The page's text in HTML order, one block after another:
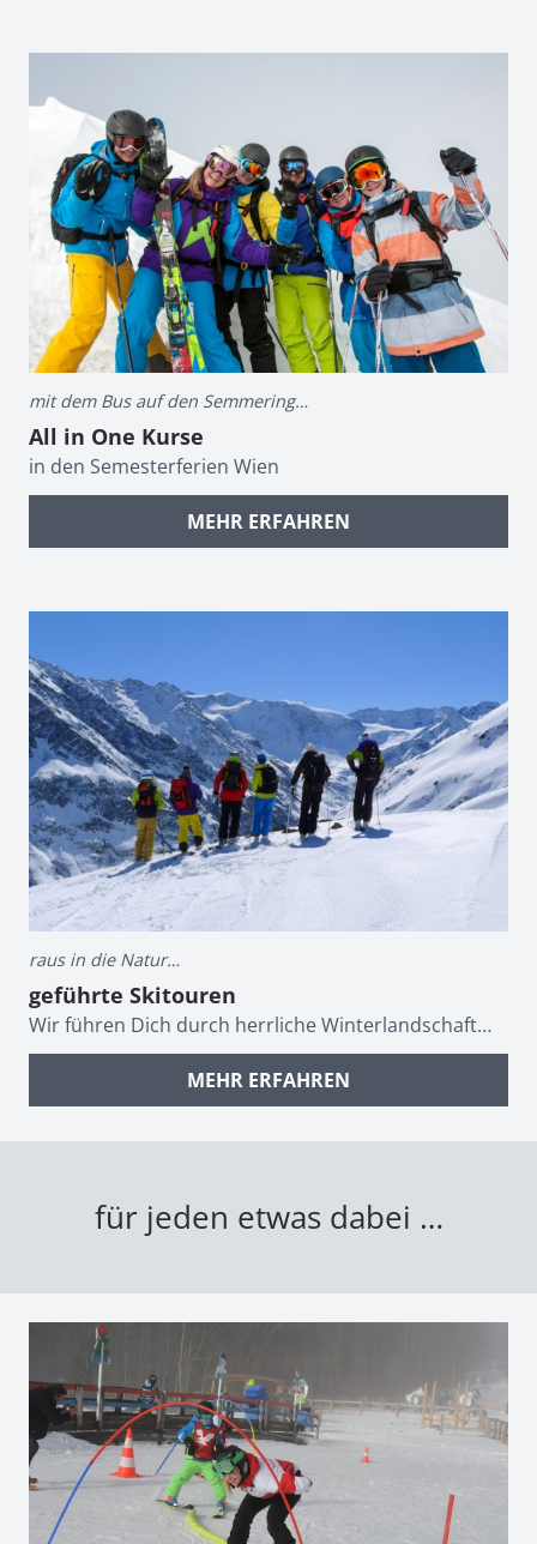
mit dem Bus auf den Semmering…
All in One Kurse
in den Semesterferien Wien
MEHR ERFAHREN
raus in die Natur…
geführte Skitouren
Wir führen Dich durch herrliche Winterlandschaft…
MEHR ERFAHREN
für jeden etwas dabei …